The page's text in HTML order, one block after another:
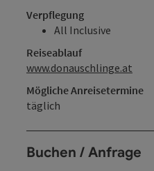
Verpflegung
All Inclusive
Reiseablauf
www.donauschlinge.at
Mögliche Anreisetermine
täglich
Buchen / Anfrage